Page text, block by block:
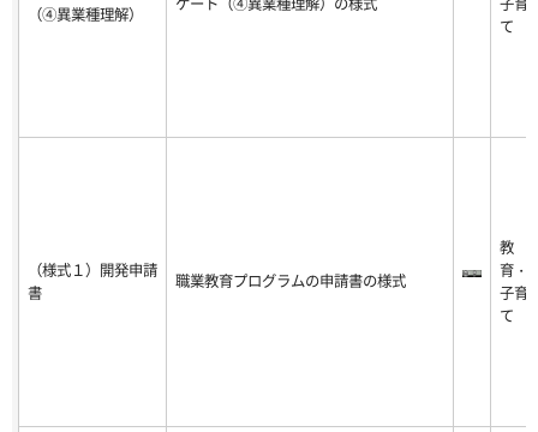
（④異業種理解）
て
（様式１）開発申請
書
職業教育プログラムの申請書の様式
教
育・
子育
て